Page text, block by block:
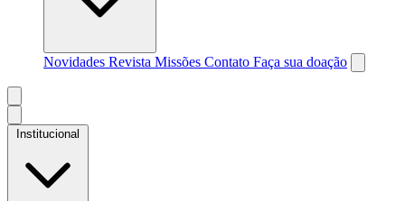
Novidades Revista Missões Contato Faça sua doação
Institucional